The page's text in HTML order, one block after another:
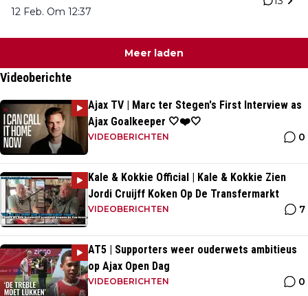
12 Feb. Om 12:37
Meer laden
Videoberichte
Ajax TV | Marc ter Stegen's First Interview as
Ajax Goalkeeper 🤍❤️🤍
VIDEOBERICHTEN 0
Kale & Kokkie Official | Kale & Kokkie Zien
Jordi Cruijff Koken Op De Transfermarkt
VIDEOBERICHTEN 7
AT5 | Supporters weer ouderwets ambitieus
op Ajax Open Dag
VIDEOBERICHTEN 0